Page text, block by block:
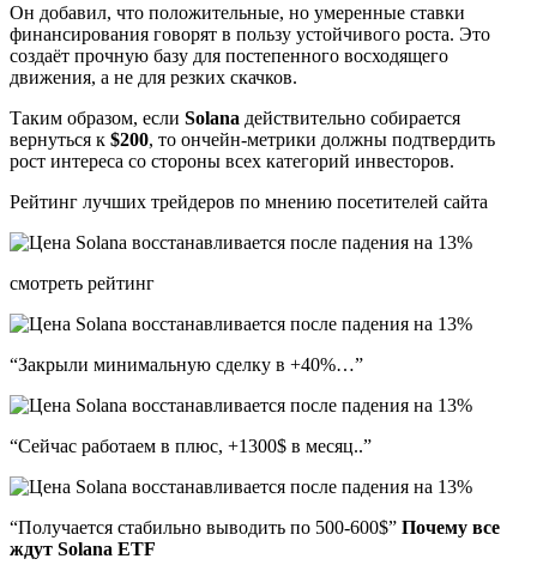
Он добавил, что положительные, но умеренные ставки
финансирования говорят в пользу устойчивого роста. Это
создаёт прочную базу для постепенного восходящего
движения, а не для резких скачков.
Таким образом, если Solana действительно собирается
вернуться к $200, то ончейн-метрики должны подтвердить
рост интереса со стороны всех категорий инвесторов.
Рейтинг лучших трейдеров по мнению посетителей сайта
смотреть рейтинг
“Закрыли минимальную сделку в +40%…”
“Сейчас работаем в плюс, +1300$ в месяц..”
“Получается стабильно выводить по 500-600$” Почему все
ждут Solana ETF